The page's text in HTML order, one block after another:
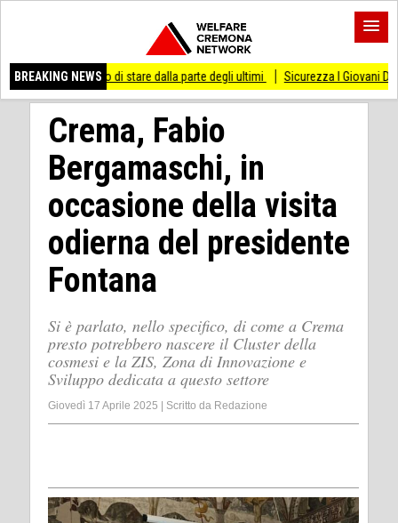
BREAKING NEWS
di stare dalla parte degli ultimi Sicurezza I Giovani Democratici
Crema, Fabio
Bergamaschi, in
occasione della visita
odierna del presidente
Fontana
Si è parlato, nello specifico, di come a Crema
presto potrebbero nascere il Cluster della
cosmesi e la ZIS, Zona di Innovazione e
Sviluppo dedicata a questo settore
Giovedì 17 Aprile 2025 Scritto da Redazione